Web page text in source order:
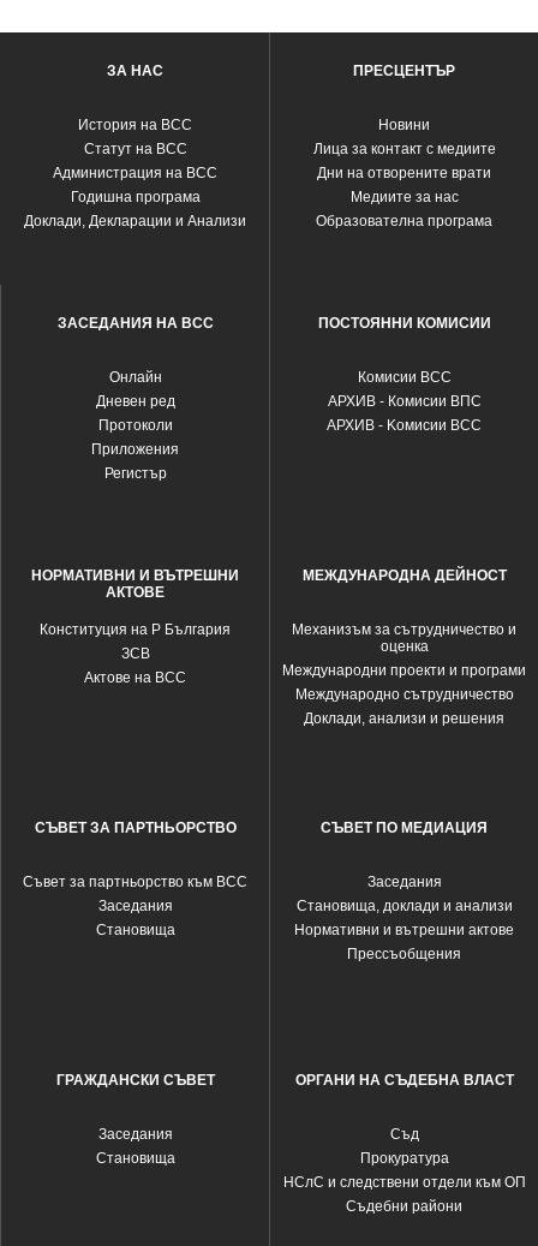
ЗА НАС
История на ВСС
Статут на ВСС
Администрация на ВСС
Годишна програма
Доклади, Декларации и Анализи
ПРЕСЦЕНТЪР
Новини
Лица за контакт с медиите
Дни на отворените врати
Медиите за нас
Образователна програма
ЗАСЕДАНИЯ НА ВСС
Oнлайн
Дневен ред
Протоколи
Приложения
Регистър
ПОСТОЯННИ КОМИСИИ
Комисии ВСС
АРХИВ - Комисии ВПС
АРХИВ - Kомисии ВСС
НОРМАТИВНИ И ВЪТРЕШНИ
АКТОВЕ
Конституция на Р България
ЗСВ
Актове на ВСС
МЕЖДУНАРОДНА ДЕЙНОСТ
Механизъм за сътрудничество и
оценка
Международни проекти и програми
Международно сътрудничество
Доклади, анализи и решения
СЪВЕТ ЗА ПАРТНЬОРСТВО
Съвет за партньорство към ВСС
Заседания
Становища
СЪВЕТ ПО МЕДИАЦИЯ
Заседания
Становища, доклади и анализи
Нормативни и вътрешни актове
Прессъобщения
ГРАЖДАНСКИ СЪВЕТ
Заседания
Становища
ОРГАНИ НА СЪДЕБНА ВЛАСТ
Съд
Прокуратура
НСлС и следствени отдели към ОП
Съдебни райони